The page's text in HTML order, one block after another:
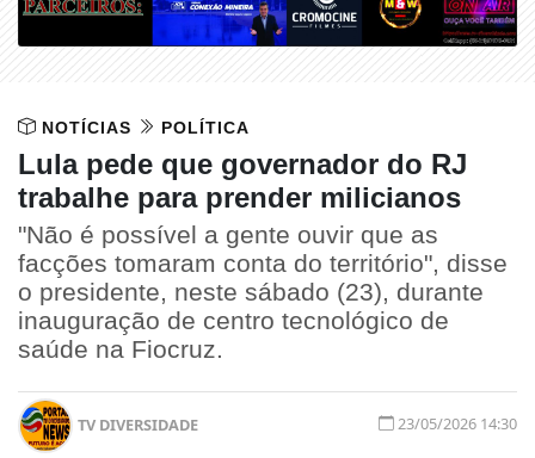
NOTÍCIAS POLÍTICA
Lula pede que governador do RJ
trabalhe para prender milicianos
"Não é possível a gente ouvir que as
facções tomaram conta do território", disse
o presidente, neste sábado (23), durante
inauguração de centro tecnológico de
saúde na Fiocruz.
TV DIVERSIDADE 23/05/2026 14:30